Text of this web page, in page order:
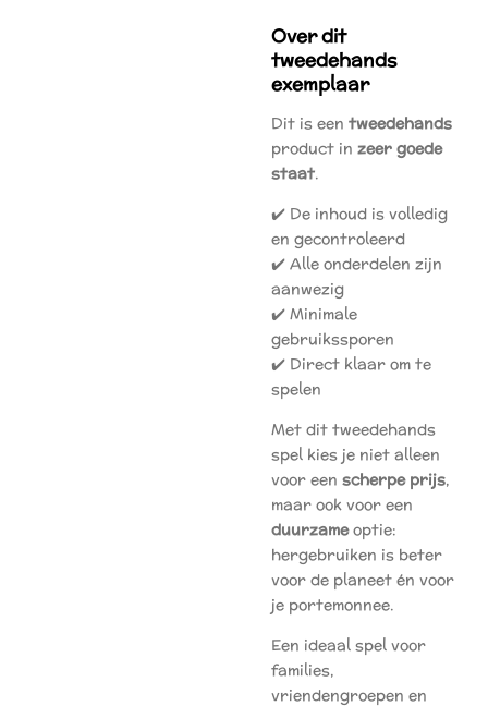
Over dit
tweedehands
exemplaar
Dit is een tweedehands
product in zeer goede
staat.
✔️ De inhoud is volledig
en gecontroleerd
✔️ Alle onderdelen zijn
aanwezig
✔️ Minimale
gebruikssporen
✔️ Direct klaar om te
spelen
Met dit tweedehands
spel kies je niet alleen
voor een scherpe prijs,
maar ook voor een
duurzameoptie:
hergebruiken is beter
voor de planeet én voor
je portemonnee.
Een ideaal spel voor
families,
vriendengroepen en